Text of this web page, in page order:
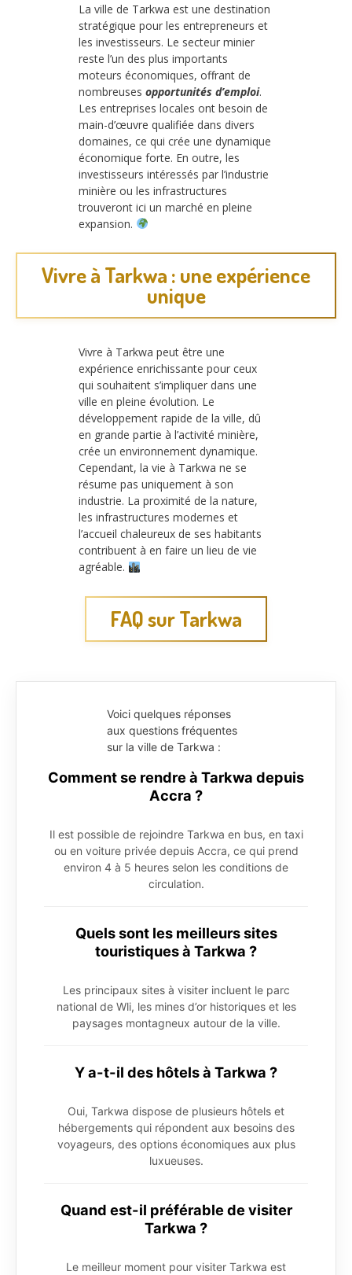
La ville de Tarkwa est une destination
stratégique pour les entrepreneurs et
les investisseurs. Le secteur minier
reste l’un des plus importants
moteurs économiques, offrant de
nombreuses opportunités d’emploi.
Les entreprises locales ont besoin de
main-d’œuvre qualifiée dans divers
domaines, ce qui crée une dynamique
économique forte. En outre, les
investisseurs intéressés par l’industrie
minière ou les infrastructures
trouveront ici un marché en pleine
expansion.
Vivre à Tarkwa : une expérience
unique
Vivre à Tarkwa peut être une
expérience enrichissante pour ceux
qui souhaitent s’impliquer dans une
ville en pleine évolution. Le
développement rapide de la ville, dû
en grande partie à l’activité minière,
crée un environnement dynamique.
Cependant, la vie à Tarkwa ne se
résume pas uniquement à son
industrie. La proximité de la nature,
les infrastructures modernes et
l’accueil chaleureux de ses habitants
contribuent à en faire un lieu de vie
agréable.
FAQ sur Tarkwa
Voici quelques réponses
aux questions fréquentes
sur la ville de Tarkwa :
Comment se rendre à Tarkwa depuis
Accra ?
Il est possible de rejoindre Tarkwa en bus, en taxi
ou en voiture privée depuis Accra, ce qui prend
environ 4 à 5 heures selon les conditions de
circulation.
Quels sont les meilleurs sites
touristiques à Tarkwa ?
Les principaux sites à visiter incluent le parc
national de Wli, les mines d’or historiques et les
paysages montagneux autour de la ville.
Y a-t-il des hôtels à Tarkwa ?
Oui, Tarkwa dispose de plusieurs hôtels et
hébergements qui répondent aux besoins des
voyageurs, des options économiques aux plus
luxueuses.
Quand est-il préférable de visiter
Tarkwa ?
Le meilleur moment pour visiter Tarkwa est